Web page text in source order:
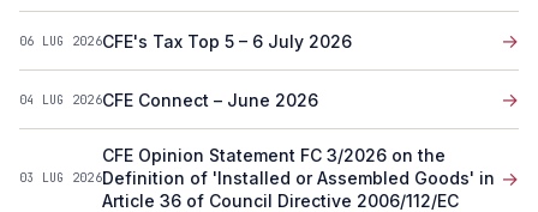
06 LUG 2026CFE's Tax Top 5 – 6 July 2026 →
04 LUG 2026CFE Connect – June 2026 →
03 LUG 2026
CFE Opinion Statement FC 3/2026 on the
Definition of 'Installed or Assembled Goods' in
Article 36 of Council Directive 2006/112/EC
→